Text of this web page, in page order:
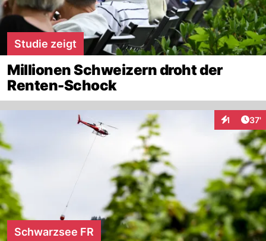
Studie zeigt
Millionen Schweizern droht der
Renten-Schock
1 37'
Schwarzsee FR